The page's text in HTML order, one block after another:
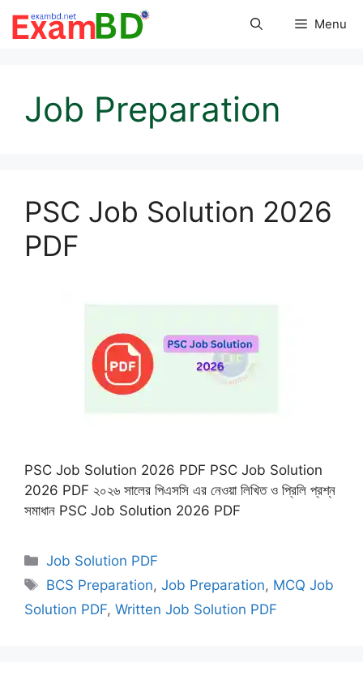
Menu
Job Preparation
PSC Job Solution 2026
PDF
PSC Job Solution 2026 PDF PSC Job Solution
2026 PDF ২০২৬ সালের পিএসসি এর নেওয়া লিখিত ও প্রিলি প্রশ্ন
সমাধান PSC Job Solution 2026 PDF
Categories
Job Solution PDF
Tags
BCS Preparation,Job Preparation, MCQ Job
Solution PDF, Written Job Solution PDF